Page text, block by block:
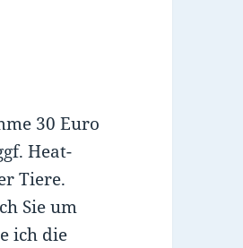
30 Euro
Heat-
Tiere.
Sie um
ich die